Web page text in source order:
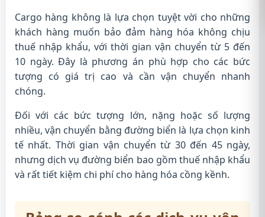
Cargo hàng không là lựa chọn tuyệt vời cho những
khách hàng muốn bảo đảm hàng hóa không chịu
thuế nhập khẩu, với thời gian vận chuyển từ 5 đến
10 ngày. Đây là phương án phù hợp cho các bức
tượng có giá trị cao và cần vận chuyển nhanh
chóng.
Đối với các bức tượng lớn, nặng hoặc số lượng
nhiều, vận chuyển bằng đường biển là lựa chọn kinh
tế nhất. Thời gian vận chuyển từ 30 đến 45 ngày,
nhưng dịch vụ đường biển bao gồm thuế nhập khẩu
và rất tiết kiệm chi phí cho hàng hóa cồng kềnh.